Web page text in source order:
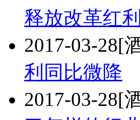
释放改革红利
2017-03-28[
利同比微降
2017-03-28[